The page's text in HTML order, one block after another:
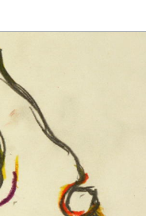
LE COLLEZIONI
GLI AUTORI
LORENZO VIANI
MOSTRE
EVENTI
PALAZZO DELLE MUSE